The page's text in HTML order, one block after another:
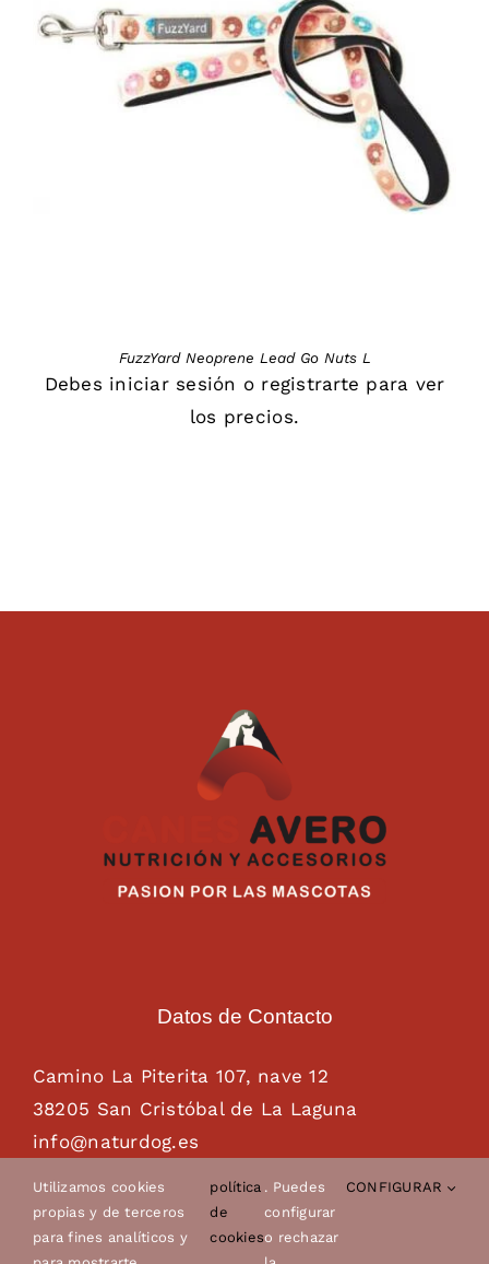
FuzzYard Neoprene Lead Go Nuts L
Debes iniciar sesión o registrarte para ver
los precios.
Datos de Contacto
Camino La Piterita 107, nave 12
38205 San Cristóbal de La Laguna
info@naturdog.es
Tel. 922 89 85 89 – 681 28 85 26
Utilizamos cookies
propias y de terceros
para fines analíticos y
política
de
cookies
. Puedes
configurar
o rechazar
CONFIGURAR